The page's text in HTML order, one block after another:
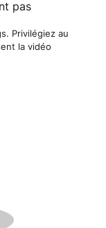
pas
Privilégiez au
la vidéo